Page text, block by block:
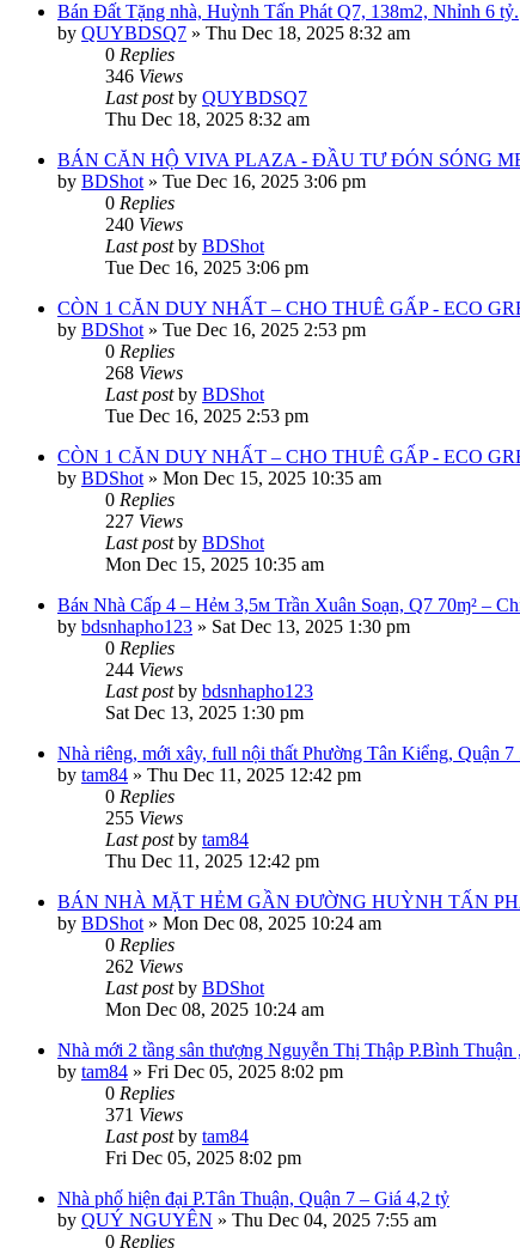
Bán Đất Tặng nhà, Huỳnh Tấn Phát Q7, 138m2, Nhỉnh 6 tỷ.
by QUYBDSQ7 » Thu Dec 18, 2025 8:32 am
0 Replies
346 Views
Last postby QUYBDSQ7
Thu Dec 18, 2025 8:32 am
BÁN CĂN HỘ VIVA PLAZA - ĐẦU TƯ ĐÓN SÓNG
by BDShot » Tue Dec 16, 2025 3:06 pm
0 Replies
240 Views
Last postby BDShot
Tue Dec 16, 2025 3:06 pm
CÒN 1 CĂN DUY NHẤT – CHO THUÊ GẤP - ECO
by BDShot » Tue Dec 16, 2025 2:53 pm
0 Replies
268 Views
Last postby BDShot
Tue Dec 16, 2025 2:53 pm
CÒN 1 CĂN DUY NHẤT – CHO THUÊ GẤP - ECO
by BDShot » Mon Dec 15, 2025 10:35 am
0 Replies
227 Views
Last postby BDShot
Mon Dec 15, 2025 10:35 am
Báɴ Νhà Cấp 4 – Ηẻᴍ 3,5ᴍ Trần Xuân Sᴏạn, Q7 70ɱ² –
by bdsnhapho123 » Sat Dec 13, 2025 1:30 pm
0 Replies
244 Views
Last postby bdsnhapho123
Sat Dec 13, 2025 1:30 pm
Nhà riêng, mới xây, full nội thất Phường Tân Kiểng, Quận
by tam84 » Thu Dec 11, 2025 12:42 pm
0 Replies
255 Views
Last postby tam84
Thu Dec 11, 2025 12:42 pm
BÁN NHÀ MẶT HẺM GẦN ĐƯỜNG HUỲNH TẤN
by BDShot » Mon Dec 08, 2025 10:24 am
0 Replies
262 Views
Last postby BDShot
Mon Dec 08, 2025 10:24 am
Nhà mới 2 tầng sân thượng Nguyễn Thị Thập P.Bình Thuận
by tam84 » Fri Dec 05, 2025 8:02 pm
0 Replies
371 Views
Last postby tam84
Fri Dec 05, 2025 8:02 pm
Nhà phố hiện đại P.Tân Thuận, Quận 7 – Giá 4,2 tỷ
by QUÝ NGUYÊN » Thu Dec 04, 2025 7:55 am
0 Replies